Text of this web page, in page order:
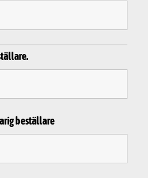
beställare